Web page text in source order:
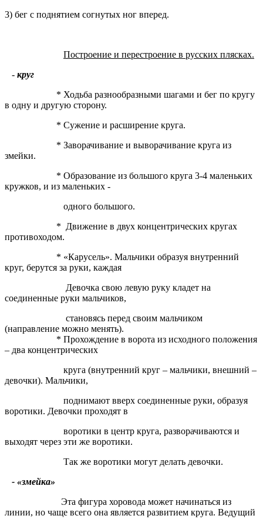
3) бег с поднятием согнутых ног вперед.
Построение и перестроение в русских плясках.
- круг
* Ходьба разнообразными шагами и бег по кругу
в одну и другую сторону.
* Сужение и расширение круга.
* Заворачивание и выворачивание круга из
змейки.
* Образование из большого круга 3-4 маленьких
кружков, и из маленьких -
одного большого.
* Движение в двух концентрических кругах
противоходом.
* «Карусель». Мальчики образуя внутренний
круг, берутся за руки, каждая
Девочка свою левую руку кладет на
соединенные руки мальчиков,
становясь перед своим мальчиком
(направление можно менять).
* Прохождение в ворота из исходного положения
– два концентрических
круга (внутренний круг – мальчики, внешний –
девочки). Мальчики,
поднимают вверх соединенные руки, образуя
воротики. Девочки проходят в
воротики в центр круга, разворачиваются и
выходят через эти же воротики.
Так же воротики могут делать девочки.
- «змейка»
Эта фигура хоровода может начинаться из
линии, но чаще всего она является развитием круга. Ведущий